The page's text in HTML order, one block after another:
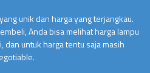
unik dan harga yang terjangkau.
Anda bisa melihat harga lampu
dan untuk harga tentu saja masih